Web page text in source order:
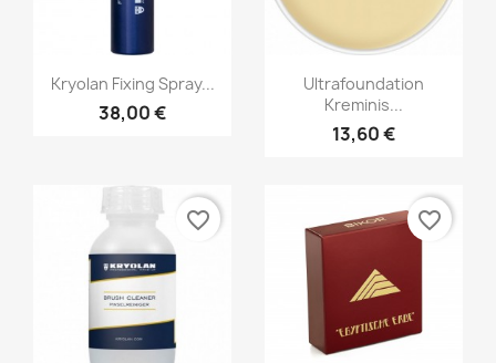
Greita peržiūra
Kryolan Fixing Spray...
38,00 €
 Greita peržiūra
+22
Ultrafoundation
Kreminis...
13,60 €
favorite_border favorite_border